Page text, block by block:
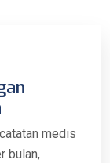
medis
bulan,